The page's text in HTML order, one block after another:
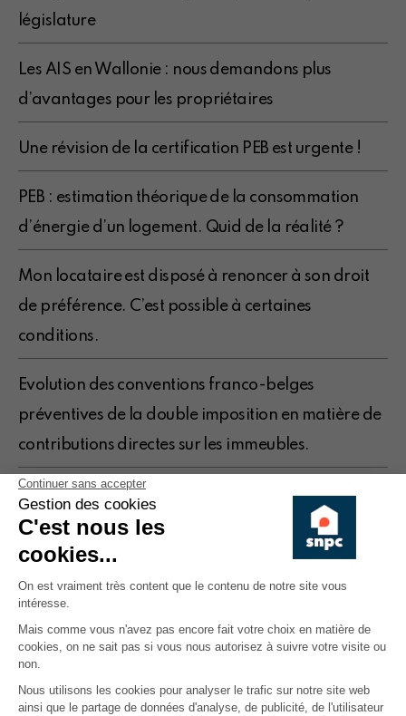
législature
Les AIS en Wallonie : nous demandons plus
d’avantages pour les propriétaires
Une révision de la certification PEB est urgente !
PEB : estimation théorique de la consommation
d’énergie d’un logement. Quid de la réalité ?
Mon locataire est disposé à renoncer à son droit
de préférence. C’est possible à certaines
conditions.
Evolution des conventions franco-belges
préventives de la double imposition en matière de
contributions directes sur les immeubles.
Quelles sont les conséquences d'un arrêté
d'inhabilité sur un contrat de bail ?
technique et énergétique globale ?
:: Webinaire :: Comment organiser la rénovation
technique et énergétique globale ?